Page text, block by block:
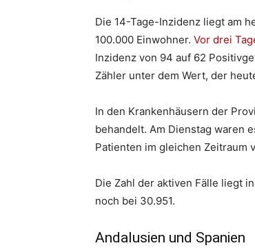
Die 14-Tage-Inzidenz liegt am
100.000 Einwohner. Vor drei
Inzidenz von 94 auf 62
Zähler unter dem Wert, der
In den Krankenhäusern der
behandelt. Am Dienstag waren
Patienten im gleichen Zeitraum
Die Zahl der aktiven Fälle liegt
noch bei 30.951.
Andalusien und Spanien